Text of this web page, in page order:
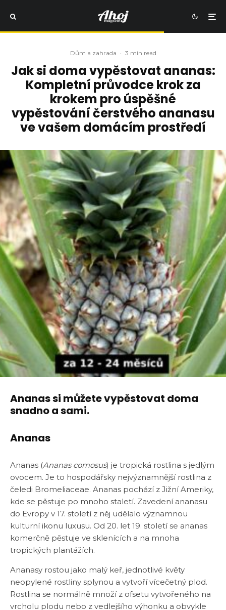
Dům a zahrada · 3 min read
Jak si doma vypěstovat ananas:
Kompletní průvodce krok za
krokem pro úspěšné
vypěstování čerstvého ananasu
ve vašem domácím prostředí
Ananas si můžete vypěstovat doma
snadno a sami.
Ananas
Ananas (Ananas comosus) je tropická rostlina s jedlým
ovocem. Je to hospodářsky nejvýznamnější rostlina z
čeledi Bromeliaceae. Ananas pochází z Jižní Ameriky,
kde se pěstuje po mnoho staletí. Zavedení ananasu
do Evropy v 17. století z něj udělalo významnou
kulturní ikonu luxusu. Od 20. let 19. století se ananas
komerčně pěstuje ve sklenících a na mnoha
tropických plantážích.
Ananasy rostou jako malý keř, jednotlivé květy
neopylené rostliny splynou a vytvoří vícečetný plod.
Rostlina se normálně množí z ofsetu vytvořeného na
vrcholu plodu nebo z vedlejšího výhonku a obvykle